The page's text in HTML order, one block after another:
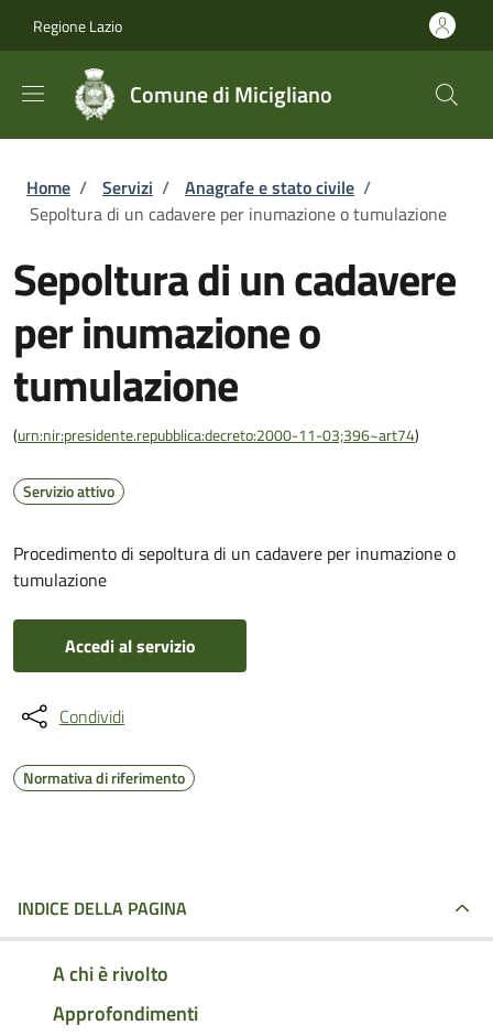
Regione Lazio
Comune di Micigliano
Briciole di pane
Home / Servizi / Anagrafe e stato civile /
Sepoltura di un cadavere per inumazione o tumulazione
Sepoltura di un cadavere
per inumazione o
tumulazione
(urn:nir:presidente.repubblica:decreto:2000-11-03;396~art74)
Servizio attivo
Procedimento di sepoltura di un cadavere per inumazione o
tumulazione
Accedi al servizio
Condividi
Normativa di riferimento
INDICE DELLA PAGINA
A chi è rivolto
Approfondimenti